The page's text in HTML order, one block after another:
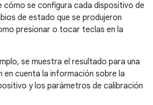
cómo se configura cada dispositivo de
de estado que se produjeron
presionar o tocar teclas en la
se muestra el resultado para una
en cuenta la información sobre la
y los parámetros de calibración